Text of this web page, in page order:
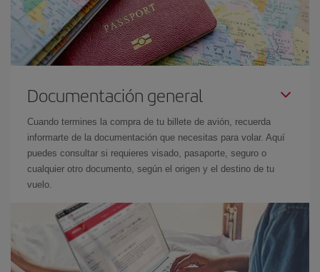
Documentación general
Cuando termines la compra de tu billete de avión, recuerda
informarte de la documentación que necesitas para volar. Aquí
puedes consultar si requieres visado, pasaporte, seguro o
cualquier otro documento, según el origen y el destino de tu
vuelo.